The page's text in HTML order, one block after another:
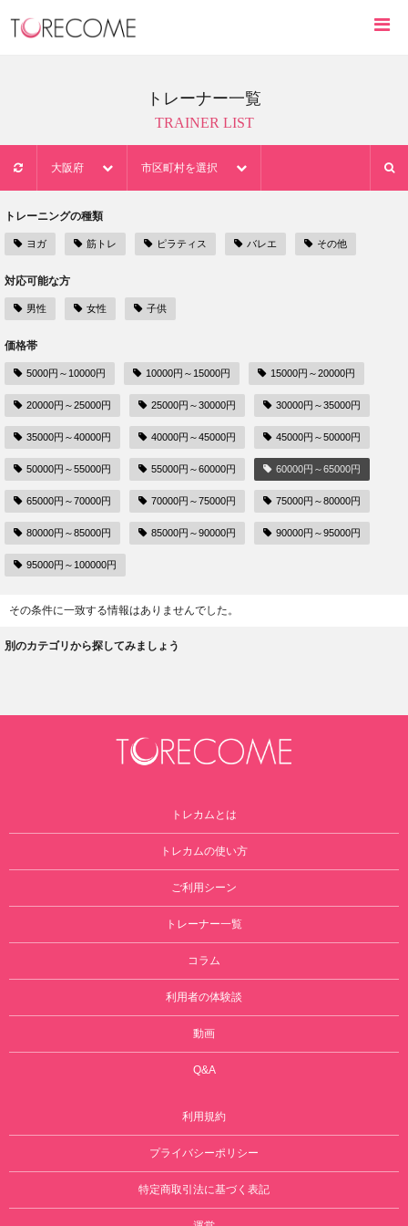
トレーナー一覧
TRAINER LIST
大阪府 市区町村を選択
トレーニングの種類
ヨガ 筋トレ ピラティス バレエ その他
対応可能な方
男性 女性 子供
価格帯
5000円～10000円 10000円～15000円 15000円～20000円
20000円～25000円 25000円～30000円 30000円～35000円
35000円～40000円 40000円～45000円 45000円～50000円
50000円～55000円 55000円～60000円 60000円～65000円
65000円～70000円 70000円～75000円 75000円～80000円
80000円～85000円 85000円～90000円 90000円～95000円
95000円～100000円
その条件に一致する情報はありませんでした。
別のカテゴリから探してみましょう
トレカムとは
トレカムの使い方
ご利用シーン
トレーナー一覧
コラム
利用者の体験談
動画
Q&A
利用規約
プライバシーポリシー
特定商取引法に基づく表記